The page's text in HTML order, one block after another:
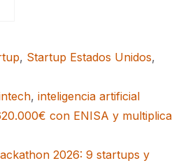
, Startup Estados Unidos,
, inteligencia artificial
con ENISA y multiplica
2026: 9 startups y